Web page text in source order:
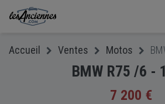
Accueil Ventes Motos
BMW R75 /6 -
7 200 €